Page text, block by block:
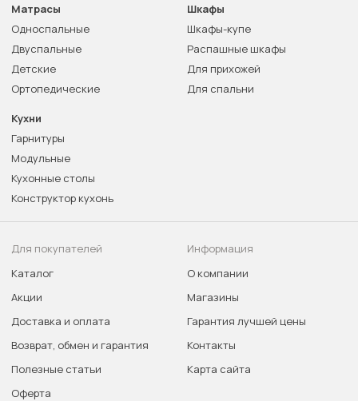
Матрасы
Односпальные
Двуспальные
Детские
Ортопедические
Шкафы
Шкафы-купе
Распашные шкафы
Для прихожей
Для спальни
Кухни
Гарнитуры
Модульные
Кухонные столы
Конструктор кухонь
Для покупателей
Каталог
Акции
Доставка и оплата
Возврат, обмен и гарантия
Полезные статьи
Оферта
Информация
О компании
Магазины
Гарантия лучшей цены
Контакты
Карта сайта